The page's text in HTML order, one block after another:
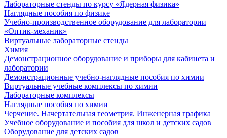
Лабораторные стенды по курсу «Ядерная физика»
Наглядные пособия по физике
Учебно-производственное оборудование для лаборатории
«Оптик-механик»
Виртуальные лабораторные стенды
Химия
Демонстрационное оборудование и приборы для кабинета и
лаборатории
Демонстрационные учебно-наглядные пособия по химии
Виртуальные учебные комплексы по химии
Лабораторные комплексы
Наглядные пособия по химии
Черчение. Начертательная геометрия. Инженерная графика
Учебное оборудование и пособия для школ и детских садов
Оборудование для детских садов